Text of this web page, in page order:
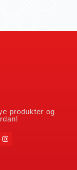
produkter og